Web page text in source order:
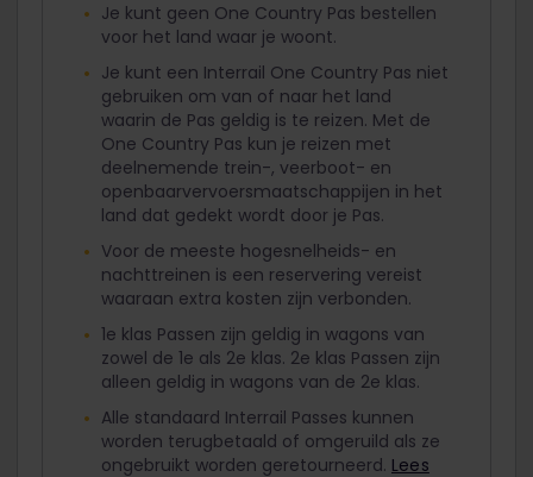
Je kunt geen One Country Pas bestellen
voor het land waar je woont.
Je kunt een Interrail One Country Pas niet
gebruiken om van of naar het land
waarin de Pas geldig is te reizen. Met de
One Country Pas kun je reizen met
deelnemende trein-, veerboot- en
openbaarvervoersmaatschappijen in het
land dat gedekt wordt door je Pas.
Voor de meeste hogesnelheids- en
nachttreinen is een reservering vereist
waaraan extra kosten zijn verbonden.
1e klas Passen zijn geldig in wagons van
zowel de 1e als 2e klas. 2e klas Passen zijn
alleen geldig in wagons van de 2e klas.
Alle standaard Interrail Passes kunnen
worden terugbetaald of omgeruild als ze
ongebruikt worden geretourneerd. Lees